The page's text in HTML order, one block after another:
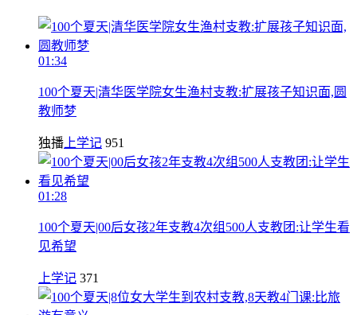
01:34
100个夏天|清华医学院女生渔村支教:扩展孩子知识面,圆
教师梦
独播 上学记 951
01:28
100个夏天|00后女孩2年支教4次组500人支教团:让学生看
见希望
上学记 371